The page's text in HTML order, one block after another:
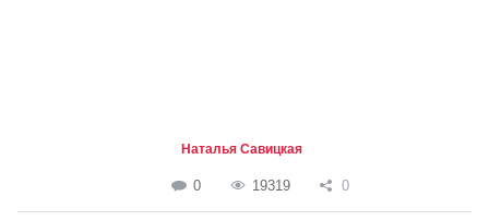
Наталья Савицкая
0 19319 0